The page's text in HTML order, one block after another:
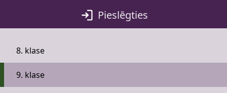
Pieslēgties
8. klase
9. klase